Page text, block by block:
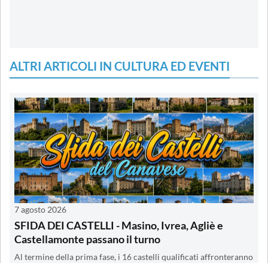
ALTRI ARTICOLI IN CULTURA ED EVENTI
7 agosto 2026
SFIDA DEI CASTELLI - Masino, Ivrea, Agliè e
Castellamonte passano il turno
Al termine della prima fase, i 16 castelli qualificati affronteranno